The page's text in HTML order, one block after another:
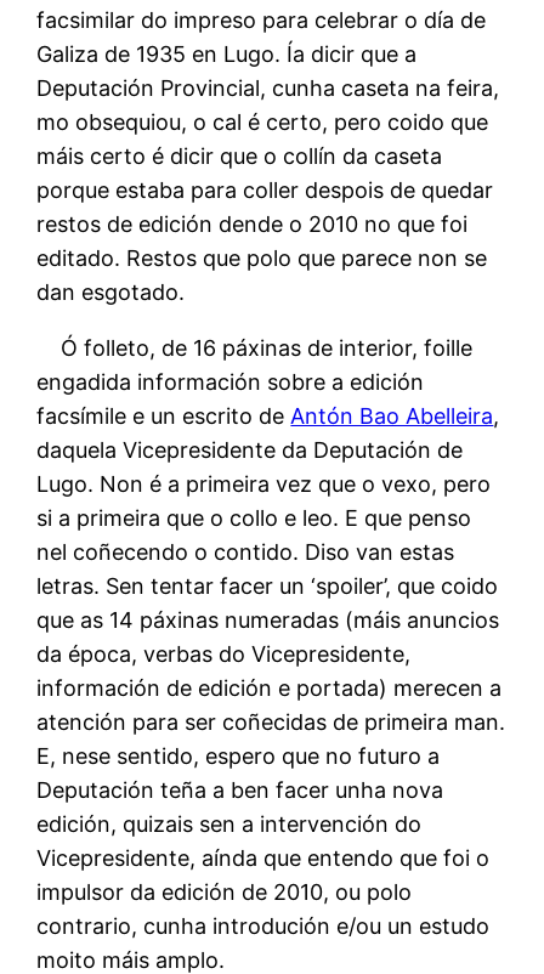
facsimilar do impreso para celebrar o día de
Galiza de 1935 en Lugo. Ía dicir que a
Deputación Provincial, cunha caseta na feira,
mo obsequiou, o cal é certo, pero coido que
máis certo é dicir que o collín da caseta
porque estaba para coller despois de quedar
restos de edición dende o 2010 no que foi
editado. Restos que polo que parece non se
dan esgotado.
Ó folleto, de 16 páxinas de interior, foille
engadida información sobre a edición
facsímile e un escrito de Antón Bao Abelleira,
daquela Vicepresidente da Deputación de
Lugo. Non é a primeira vez que o vexo, pero
si a primeira que o collo e leo. E que penso
nel coñecendo o contido. Diso van estas
letras. Sen tentar facer un ‘spoiler’, que coido
que as 14 páxinas numeradas (máis anuncios
da época, verbas do Vicepresidente,
información de edición e portada) merecen a
atención para ser coñecidas de primeira man.
E, nese sentido, espero que no futuro a
Deputación teña a ben facer unha nova
edición, quizais sen a intervención do
Vicepresidente, aínda que entendo que foi o
impulsor da edición de 2010, ou polo
contrario, cunha introdución e/ou un estudo
moito máis amplo.